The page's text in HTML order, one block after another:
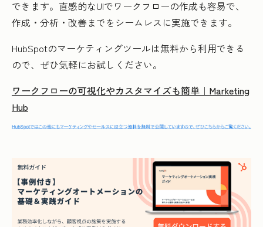
できます。直感的なUIでワークフローの作成も容易で、
作成・分析・改善までをシームレスに実施できます。
HubSpotのマーケティングツールは無料から利用できる
ので、ぜひ気軽にお試しください。
ワークフローの可視化やカスタマイズも簡単｜Marketing
Hub